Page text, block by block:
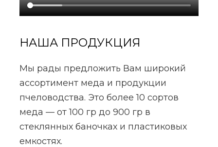
НАША ПРОДУКЦИЯ
Мы рады предложить Вам широкий
ассортимент меда и продукции
пчеловодства. Это более 10 сортов
меда — от 100 гр до 900 гр в
стеклянных баночках и пластиковых
емкостях.